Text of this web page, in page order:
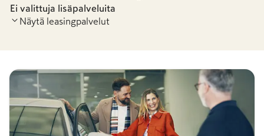
26,69 € /kk 1 063,53 €
Ei valittuja lisäpalveluita
Näytä leasingpalvelut